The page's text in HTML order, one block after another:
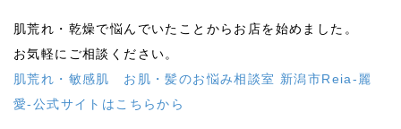
肌荒れ・乾燥で悩んでいたことからお店を始めました。
お気軽にご相談ください。
肌荒れ・敏感肌 お肌・髪のお悩み相談室 新潟市Reia-麗
愛-公式サイトはこちらから